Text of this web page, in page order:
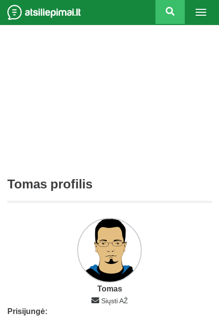
Tomas profilis
Tomas
Siųsti AŽ
Prisijungė: